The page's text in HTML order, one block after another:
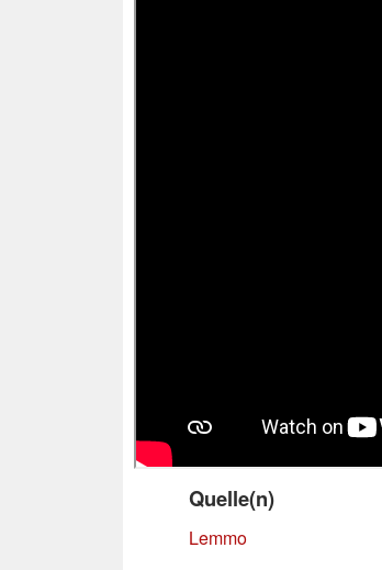
Quelle(n)
Lemmo